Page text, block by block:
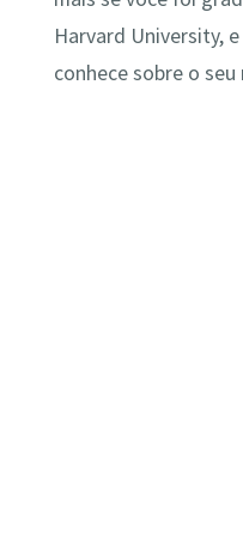
Harvard University,
conhece sobre o